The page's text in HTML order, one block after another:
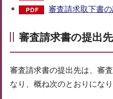
審査請求取下書
審査請求書の提出先
審査請求書の提出先は、審
なり、概ね次のとおりになり